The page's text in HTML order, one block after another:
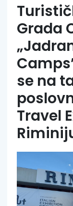
Grada
se na
Travel